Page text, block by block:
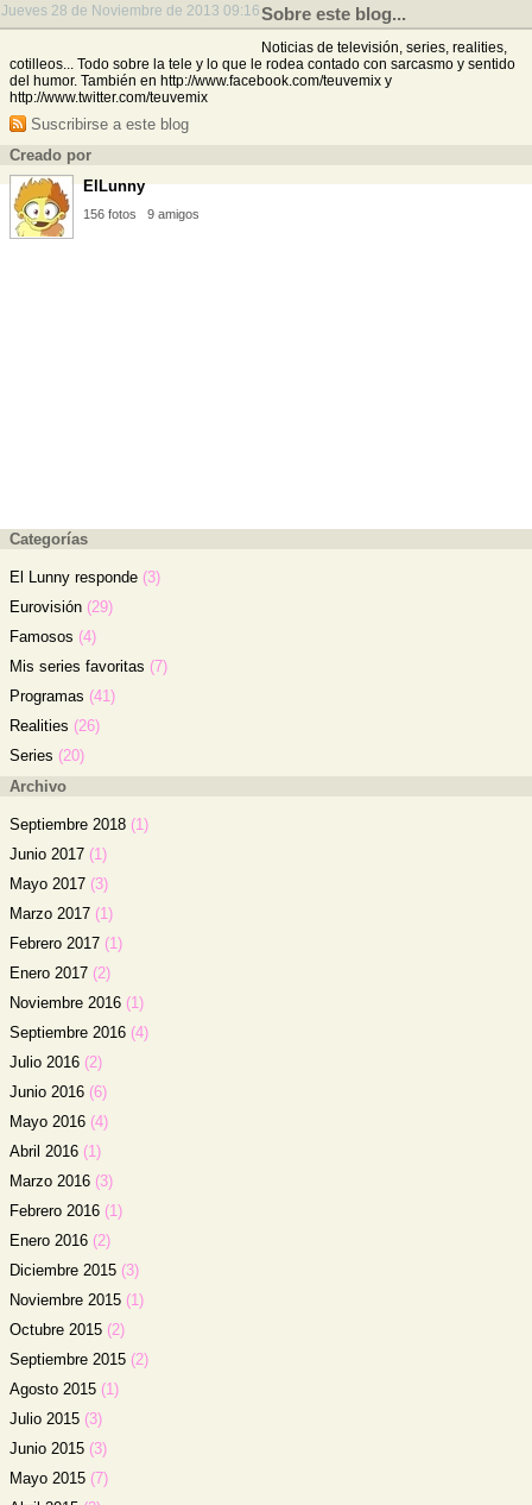
Jueves 28 de Noviembre de 2013 09:16Sobre este blog...
Noticias de televisión, series, realities,
cotilleos... Todo sobre la tele y lo que le rodea contado con sarcasmo y sentido
del humor. También en http://www.facebook.com/teuvemix y
http://www.twitter.com/teuvemix
Suscribirse a este blog
Creado por
ElLunny
156 fotos 9 amigos
Categorías
El Lunny responde (3)
Eurovisión (29)
Famosos (4)
Mis series favoritas (7)
Programas (41)
Realities (26)
Series (20)
Archivo
Septiembre 2018 (1)
Junio 2017 (1)
Mayo 2017 (3)
Marzo 2017 (1)
Febrero 2017 (1)
Enero 2017 (2)
Noviembre 2016 (1)
Septiembre 2016 (4)
Julio 2016 (2)
Junio 2016 (6)
Mayo 2016 (4)
Abril 2016 (1)
Marzo 2016 (3)
Febrero 2016 (1)
Enero 2016 (2)
Diciembre 2015 (3)
Noviembre 2015 (1)
Octubre 2015 (2)
Septiembre 2015 (2)
Agosto 2015 (1)
Julio 2015 (3)
Junio 2015 (3)
Mayo 2015 (7)